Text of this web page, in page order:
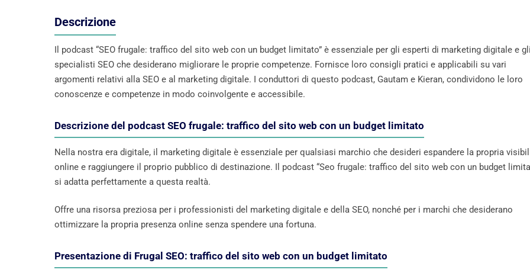
Descrizione
Il podcast “SEO frugale: traffico del sito web con un budget limitato” è essenziale per gli esperti di marketing digitale e
specialisti SEO che desiderano migliorare le proprie competenze. Fornisce loro consigli pratici e applicabili su vari
argomenti relativi alla SEO e al marketing digitale. I conduttori di questo podcast, Gautam e Kieran, condividono le loro
conoscenze e competenze in modo coinvolgente e accessibile.
Descrizione del podcast SEO frugale: traffico del sito web con un budget limitato
Nella nostra era digitale, il marketing digitale è essenziale per qualsiasi marchio che desideri espandere la propria
online e raggiungere il proprio pubblico di destinazione. Il podcast “Seo frugale: traffico del sito web con un budget
si adatta perfettamente a questa realtà.
Offre una risorsa preziosa per i professionisti del marketing digitale e della SEO, nonché per i marchi che desiderano
ottimizzare la propria presenza online senza spendere una fortuna.
Presentazione di Frugal SEO: traffico del sito web con un budget limitato